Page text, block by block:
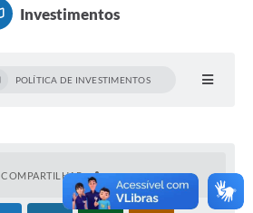
Investimentos
POLÍTICA DE INVESTIMENTOS
COMPARTILHAR